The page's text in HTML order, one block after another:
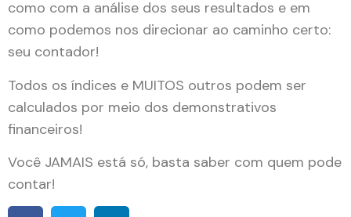
como com a análise dos seus resultados e em
como podemos nos direcionar ao caminho certo:
seu contador!
Todos os índices e MUITOS outros podem ser
calculados por meio dos demonstrativos
financeiros!
Você JAMAIS está só, basta saber com quem pode
contar!